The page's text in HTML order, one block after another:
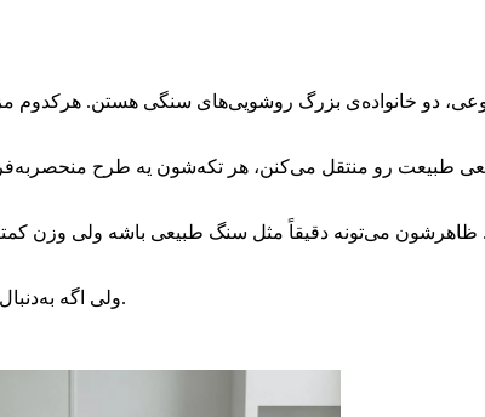
ولی اگه به‌دنبال تنوع طرح، هزینه کمتر و نگهداری آسانی، مصنوعی‌ها برات ساخته شدن.